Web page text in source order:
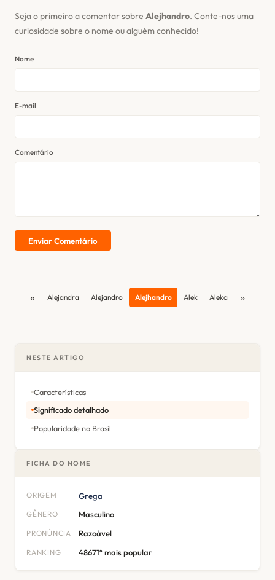
Seja o primeiro a comentar sobre Alejhandro. Conte-nos uma
curiosidade sobre o nome ou alguém conhecido!
Nome
E-mail
Comentário
Enviar Comentário
« Alejandra Alejandro Alejhandro Alek Aleka »
NESTE ARTIGO
Características
Significado detalhado
Popularidade no Brasil
FICHA DO NOME
ORIGEM Grega
GÊNERO Masculino
PRONÚNCIA Razoável
RANKING 48671º mais popular